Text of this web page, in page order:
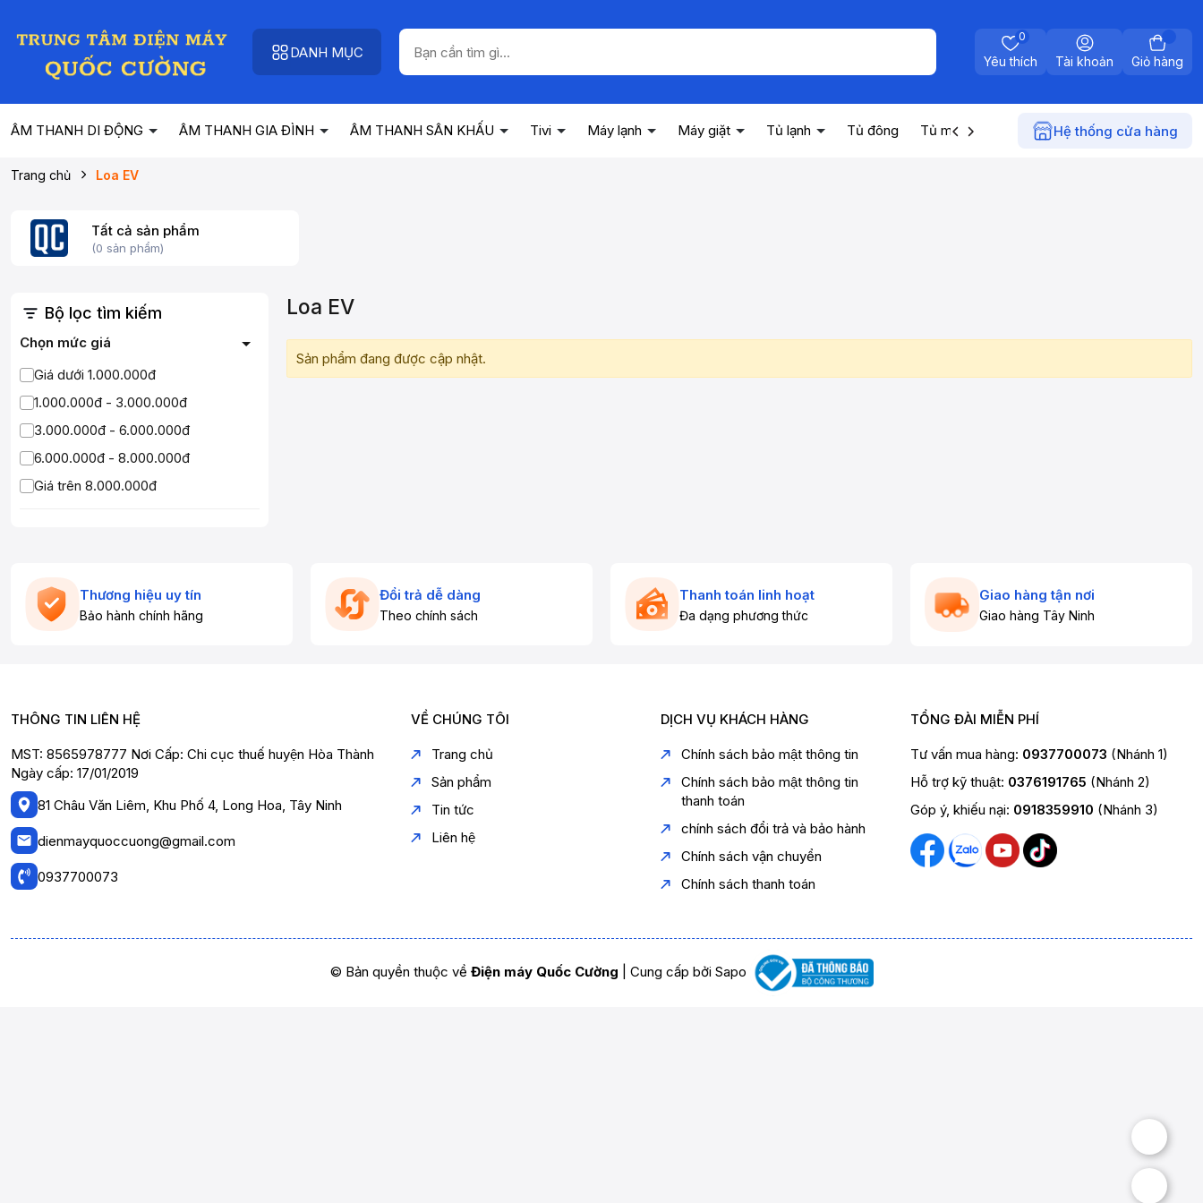
DANH MỤC
Yêu thích
0
Tài khoản Giỏ hàng
ÂM THANH DI ĐỘNG ÂM THANH GIA ĐÌNH ÂM THANH SÂN KHẤU Tivi Máy lạnh Máy giặt Tủ lạnh Tủ đông Tủ mát Máy nước nóng Điện gia
Hệ thống cửa hàng
Trang chủ Loa EV
Tất cả sản phẩm
(0 sản phẩm)
Loa EV
Sản phẩm đang được cập nhật.
Bộ lọc tìm kiếm
Chọn mức giá
Giá dưới 1.000.000đ
1.000.000đ - 3.000.000đ
3.000.000đ - 6.000.000đ
6.000.000đ - 8.000.000đ
Giá trên 8.000.000đ
Thương hiệu uy tín
Bảo hành chính hãng
Đổi trả dễ dàng
Theo chính sách
Thanh toán linh hoạt
Đa dạng phương thức
Giao hàng tận nơi
Giao hàng Tây Ninh
THÔNG TIN LIÊN HỆ
MST: 8565978777 Nơi Cấp: Chi cục thuế huyện Hòa Thành
Ngày cấp: 17/01/2019
81 Châu Văn Liêm, Khu Phố 4, Long Hoa, Tây Ninh
dienmayquoccuong@gmail.com
0937700073
VỀ CHÚNG TÔI
Trang chủ
Sản phẩm
Tin tức
Liên hệ
DỊCH VỤ KHÁCH HÀNG
Chính sách bảo mật thông tin
Chính sách bảo mật thông tin
thanh toán
chính sách đổi trả và bảo hành
Chính sách vận chuyển
Chính sách thanh toán
TỔNG ĐÀI MIỄN PHÍ
Tư vấn mua hàng: 0937700073 (Nhánh 1)
Hỗ trợ kỹ thuật: 0376191765 (Nhánh 2)
Góp ý, khiếu nại: 0918359910 (Nhánh 3)
© Bản quyền thuộc về Điện máy Quốc Cường Cung cấp bởi Sapo